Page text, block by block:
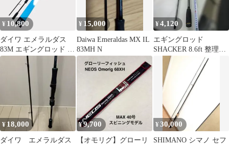
¥ 10,800
ダイワ エメラルダス
83M エギングロッド K
ガイド
¥ 15,000
Daiwa Emeraldas MX IL
83MH N
¥4,120
エギングロッド
SHACKER 8.6ft 整理番
号エギング1
¥18,000
ダイワ エメラルダス
¥9,700
【オモリグ】グローリ
¥30,000
SHIMANO シマノ セフ